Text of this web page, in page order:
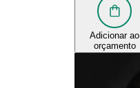
Adicionar ao
orçamento